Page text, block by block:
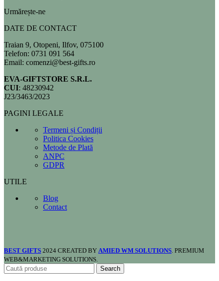
Urmărește-ne
DATE DE CONTACT
Traian 9, Otopeni, Ilfov, 075100
Telefon: 0731 091 564
Email: comenzi@best-gifts.ro
EVA-GIFTSTORE S.R.L.
CUI: 48230942
J23/3463/2023
PAGINI LEGALE
Termeni și Condiții
Politica Cookies
Metode de Plată
ANPC
GDPR
UTILE
Blog
Contact
BEST GIFTS 2024 CREATED BY AMIED WM SOLUTIONS. PREMIUM
WEB&MARKETING SOLUTIONS.
Search